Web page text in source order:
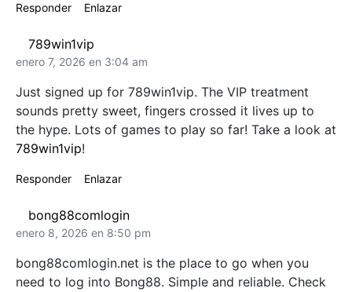
Responder Enlazar
789win1vip
enero 7, 2026 en 3:04 am
Just signed up for 789win1vip. The VIP treatment
sounds pretty sweet, fingers crossed it lives up to
the hype. Lots of games to play so far! Take a look at
789win1vip!
Responder Enlazar
bong88comlogin
enero 8, 2026 en 8:50 pm
bong88comlogin.net is the place to go when you
need to log into Bong88. Simple and reliable. Check